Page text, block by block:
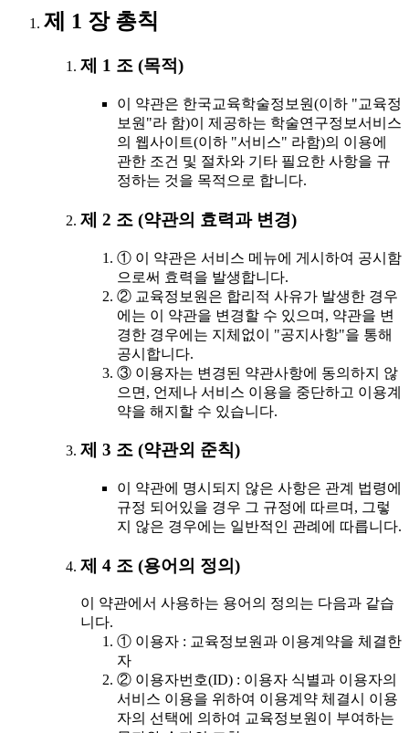
제 1 장 총칙
제 1 조 (목적)
이 약관은 한국교육학술정보원(이하 "교육정
보원"라 함)이 제공하는 학술연구정보서비스
의 웹사이트(이하 "서비스" 라함)의 이용에
관한 조건 및 절차와 기타 필요한 사항을 규
정하는 것을 목적으로 합니다.
제 2 조 (약관의 효력과 변경)
① 이 약관은 서비스 메뉴에 게시하여 공시함
으로써 효력을 발생합니다.
② 교육정보원은 합리적 사유가 발생한 경우
에는 이 약관을 변경할 수 있으며, 약관을 변
경한 경우에는 지체없이 "공지사항"을 통해
공시합니다.
③ 이용자는 변경된 약관사항에 동의하지 않
으면, 언제나 서비스 이용을 중단하고 이용계
약을 해지할 수 있습니다.
제 3 조 (약관외 준칙)
이 약관에 명시되지 않은 사항은 관계 법령에
규정 되어있을 경우 그 규정에 따르며, 그렇
지 않은 경우에는 일반적인 관례에 따릅니다.
제 4 조 (용어의 정의)
이 약관에서 사용하는 용어의 정의는 다음과 같습
니다.
① 이용자 : 교육정보원과 이용계약을 체결한
자
② 이용자번호(ID) : 이용자 식별과 이용자의
서비스 이용을 위하여 이용계약 체결시 이용
자의 선택에 의하여 교육정보원이 부여하는